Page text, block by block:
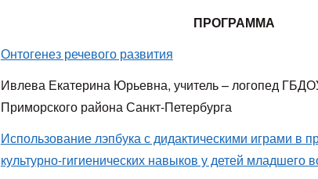
ПРОГРАММА
Онтогенез речевого развития
Ивлева Екатерина Юрьевна, учитель – логопед
Приморского района Санкт-Петербурга
Использование лэпбука с дидактическими играми в
культурно-гигиенических навыков у детей младшего